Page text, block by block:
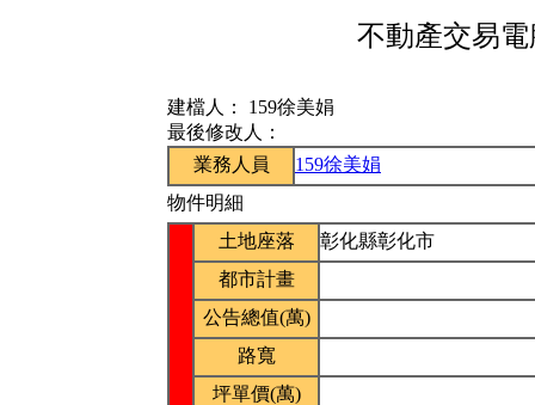
不動產交易
建檔人： 159徐美娟
最後修改人：
業務人員
159徐美娟
物件明細
土地座落
彰化縣彰化市
都市計畫
公告總值(萬)
路寬
坪單價(萬)